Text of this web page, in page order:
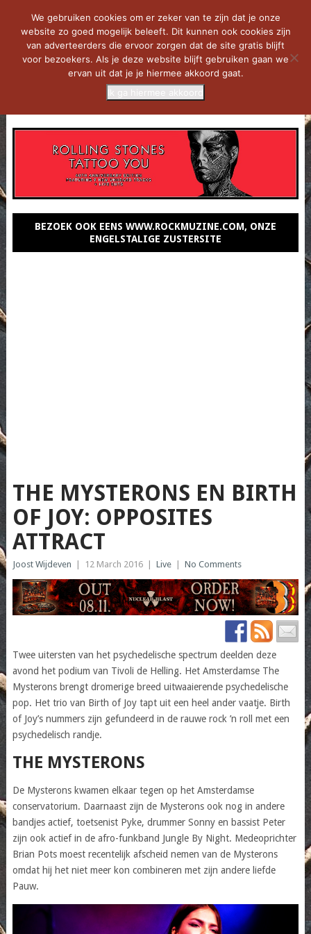
BEZOEK OOK EENS WWW.ROCKMUZINE.COM, ONZE
ENGELSTALIGE ZUSTERSITE
THE MYSTERONS EN BIRTH
OF JOY: OPPOSITES
ATTRACT
Joost Wijdeven 12 March 2016 Live No Comments
Twee uitersten van het psychedelische spectrum deelden deze
avond het podium van Tivoli de Helling. Het Amsterdamse The
Mysterons brengt dromerige breed uitwaaierende psychedelische
pop. Het trio van Birth of Joy tapt uit een heel ander vaatje. Birth
of Joy’s nummers zijn gefundeerd in de rauwe rock ’n roll met een
psychedelisch randje.
THE MYSTERONS
De Mysterons kwamen elkaar tegen op het Amsterdamse
conservatorium. Daarnaast zijn de Mysterons ook nog in andere
bandjes actief, toetsenist Pyke, drummer Sonny en bassist Peter
zijn ook actief in de afro-funkband Jungle By Night. Medeoprichter
Brian Pots moest recentelijk afscheid nemen van de Mysterons
omdat hij het niet meer kon combineren met zijn andere liefde
Pauw.
We gebruiken cookies om er zeker van te zijn dat je onze
website zo goed mogelijk beleeft. Dit kunnen ook cookies zijn
van adverteerders die ervoor zorgen dat de site gratis blijft
voor bezoekers. Als je deze website blijft gebruiken gaan we
ervan uit dat je je hiermee akkoord gaat.
Ik ga hiermee akkoord